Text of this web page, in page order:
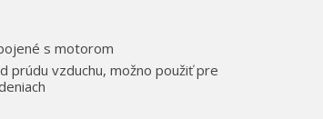
s motorom
prúdu vzduchu, možno použiť pre